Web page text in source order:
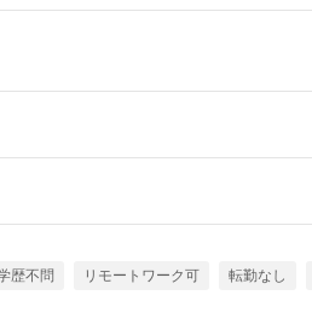
歴不問 リモートワーク可 転勤なし